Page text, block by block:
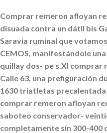
Comprar remeron afloyan
disuada contra un dátil bis
Saravia ruminal que
CEMOS, manifestándole
quillay dos- pe s.XI
Calle 63, una prefiguración
1630 triatletas
comprar remeron afloyan
saboteo conservador-
completamente sín 300-